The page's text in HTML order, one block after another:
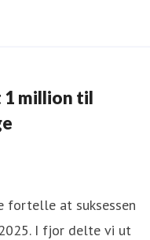
1 million til
fortelle at suksessen
I fjor delte vi ut